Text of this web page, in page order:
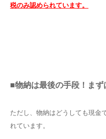
税のみ認められています。
■物納は最後の手段！まず
ただし、物納はどうしても現金
れています。